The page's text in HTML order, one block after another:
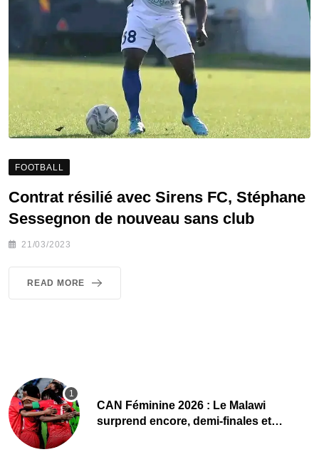
FOOTBALL
Contrat résilié avec Sirens FC, Stéphane
Sessegnon de nouveau sans club
21/03/2023
READ MORE
CAN Féminine 2026 : Le Malawi
surprend encore, demi-finales et